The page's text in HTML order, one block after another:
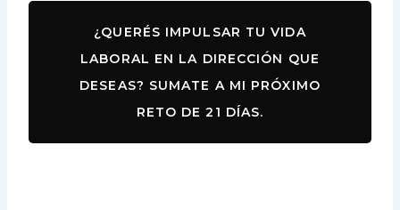
¿QUERÉS IMPULSAR TU VIDA
LABORAL EN LA DIRECCIÓN QUE
DESEAS? SUMATE A MI PRÓXIMO
RETO DE 21 DÍAS.